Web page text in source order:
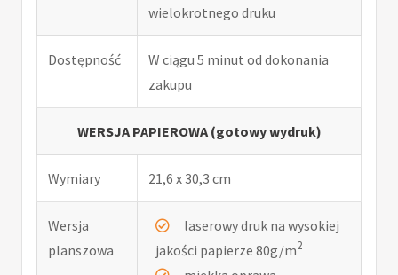
wielokrotnego druku
Dostępność
W ciągu 5 minut od dokonania
zakupu
WERSJA PAPIEROWA (gotowy wydruk)
Wymiary 21,6 x 30,3 cm
Wersja
planszowa
laserowy druk na wysokiej
jakości papierze 80g/m2